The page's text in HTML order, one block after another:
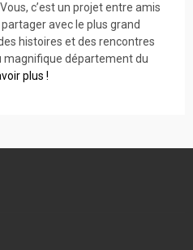
Vous, c’est un projet entre amis
avec le plus grand
histoires et des rencontres
magnifique département du
plus !